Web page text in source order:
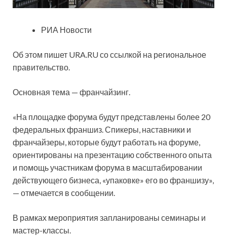
РИА Новости
Об этом пишет URA.RU со ссылкой на региональное
правительство.
Основная тема — франчайзинг.
«На площадке форума будут представлены более 20
федеральных франшиз. Спикеры, наставники и
франчайзеры, которые будут работать на форуме,
ориентированы на презентацию собственного опыта
и помощь участникам форума в масштабировании
действующего бизнеса, «упаковке» его во франшизу»,
— отмечается в сообщении.
В рамках мероприятия запланированы семинары и
мастер-классы.